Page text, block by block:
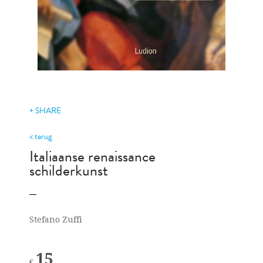
+ SHARE
< terug
Italiaanse renaissance
schilderkunst
Stefano Zuffi
15